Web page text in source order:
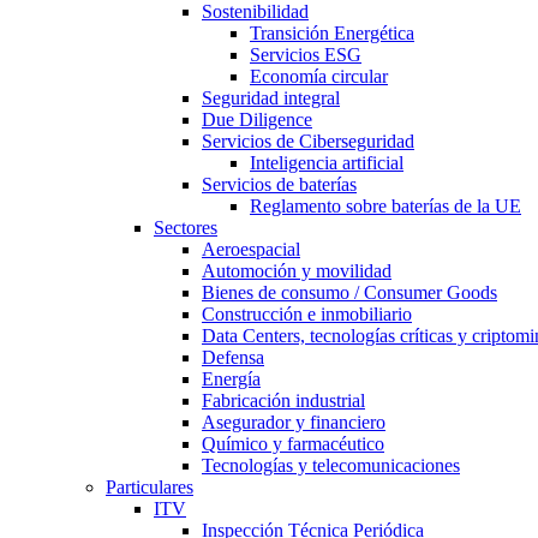
Sostenibilidad
Transición Energética
Servicios ESG
Economía circular
Seguridad integral
Due Diligence
Servicios de Ciberseguridad
Inteligencia artificial
Servicios de baterías
Reglamento sobre baterías de la UE
Sectores
Aeroespacial
Automoción y movilidad
Bienes de consumo / Consumer Goods
Construcción e inmobiliario
Data Centers, tecnologías críticas y
Defensa
Energía
Fabricación industrial
Asegurador y financiero
Químico y farmacéutico
Tecnologías y telecomunicaciones
Particulares
ITV
Inspección Técnica Periódica